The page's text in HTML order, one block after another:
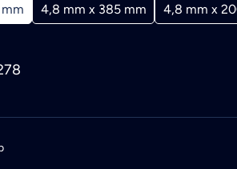
4,8 mm x 385 mm 4,8 mm x